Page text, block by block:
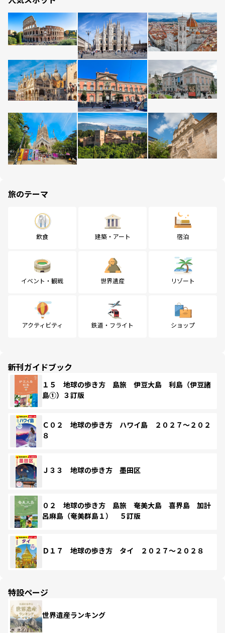
旅のテーマ
飲食 建築・アート 宿泊
イベント・観戦 世界遺産 リゾート
アクティビティ 鉄道・フライト ショップ
新刊ガイドブック
１５ 地球の歩き方 島旅 伊豆大島 利島（伊豆諸
島①）３訂版
Ｃ０２ 地球の歩き方 ハワイ島 ２０２７～２０２
８
Ｊ３３ 地球の歩き方 墨田区
０２ 地球の歩き方 島旅 奄美大島 喜界島 加計
呂麻島（奄美群島１） ５訂版
Ｄ１７ 地球の歩き方 タイ ２０２７～２０２８
特設ページ
世界遺産ランキング